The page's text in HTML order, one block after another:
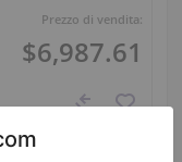
Prezzo di vendita:
$6,987.61